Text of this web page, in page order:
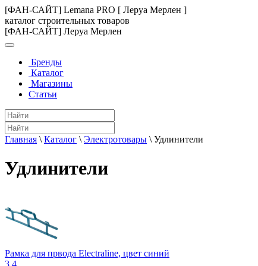
[ФАН-САЙТ] Lemana PRO [ Леруа Мерлен ]
каталог строительных товаров
[ФАН-САЙТ] Леруа Мерлен
Бренды
Каталог
Магазины
Статьи
Главная \ Каталог \ Электротовары \ Удлинители
Удлинители
Рамка для првода Electraline, цвет синий
3.4